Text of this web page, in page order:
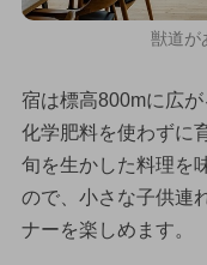
獣道が
宿は標高800mに広
化学肥料を使わずに
旬を生かした料理を
ので、小さな子供連
ナーを楽しめます。